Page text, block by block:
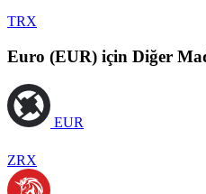
TRX
Euro (EUR) için Diğer
EUR
ZRX